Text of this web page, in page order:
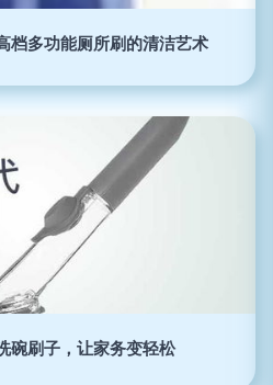
档多功能厕所刷的清洁艺术
碗刷子，让家务变轻松